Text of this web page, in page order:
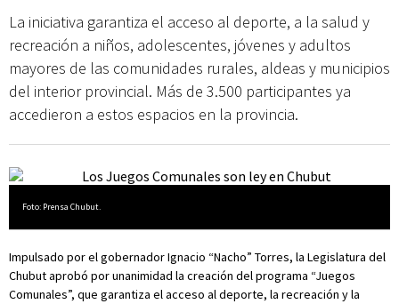
La iniciativa garantiza el acceso al deporte, a la salud y
recreación a niños, adolescentes, jóvenes y adultos
mayores de las comunidades rurales, aldeas y municipios
del interior provincial. Más de 3.500 participantes ya
accedieron a estos espacios en la provincia.
Foto: Prensa Chubut.
Impulsado por el gobernador Ignacio “Nacho” Torres, la Legislatura del
Chubut aprobó por unanimidad la creación del programa “Juegos
Comunales”, que garantiza el acceso al deporte, la recreación y la